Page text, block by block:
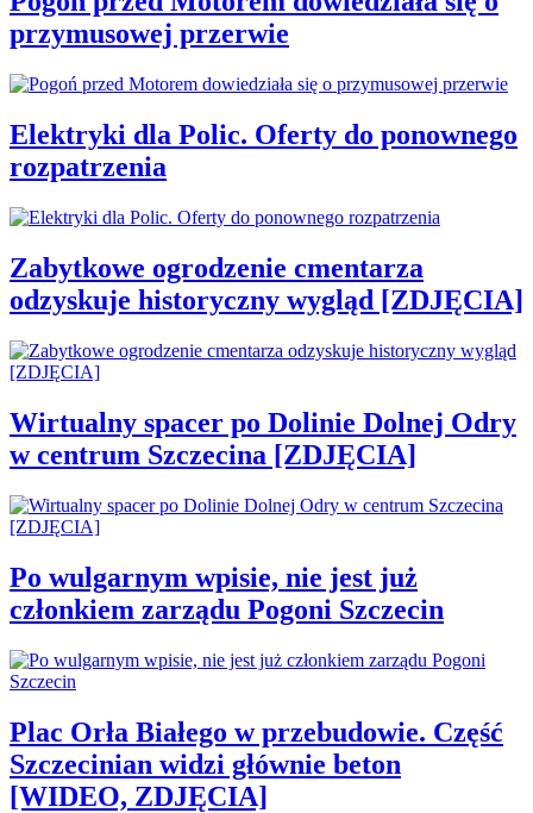
przymusowej przerwie
Elektryki dla Polic. Oferty do ponownego
rozpatrzenia
Zabytkowe ogrodzenie cmentarza
odzyskuje historyczny wygląd [ZDJĘCIA]
Wirtualny spacer po Dolinie Dolnej Odry
w centrum Szczecina [ZDJĘCIA]
Po wulgarnym wpisie, nie jest już
członkiem zarządu Pogoni Szczecin
Plac Orła Białego w przebudowie. Część
Szczecinian widzi głównie beton
[WIDEO, ZDJĘCIA]